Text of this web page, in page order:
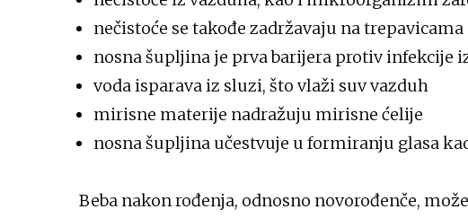
nečistoće se takođe zadržavaju na trepavicama
nosna šupljina je prva barijera protiv infekcije
voda isparava iz sluzi, što vlaži suv vazduh
mirisne materije nadražuju mirisne ćelije
nosna šupljina učestvuje u formiranju glasa
Beba nakon rođenja, odnosno novorođenče,